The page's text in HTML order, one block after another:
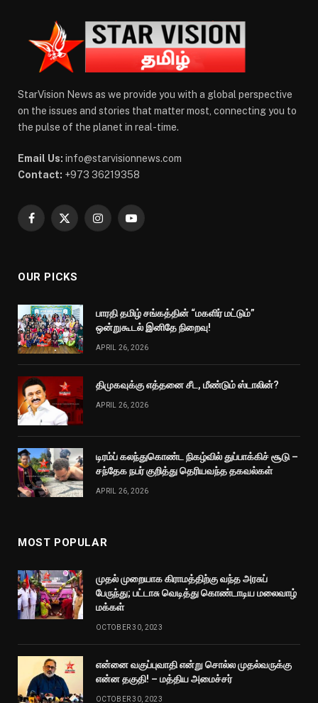
StarVision News as we provide you with a global perspective
on the issues and stories that matter most, connecting you to
the pulse of the planet in real-time.
Email Us: info@starvisionnews.com
Contact: +973 36219358
Facebook
X
InstagramYouTube
OUR PICKS
பாரதி தமிழ் சங்கத்தின் “மகளிர் மட்டும்”
ஒன்றுகூடல் இனிதே நிறைவு!
APRIL 26, 2026
திமுகவுக்கு எத்தனை சீட, மீண்டும் ஸ்டாலின்?
APRIL 26, 2026
டிரம்ப் கலந்துகொண்ட நிகழ்வில் துப்பாக்கிச் சூடு –
சந்தேக நபர் குறித்து தெரியவந்த தகவல்கள்
APRIL 26, 2026
MOST POPULAR
முதல் முறையாக கிராமத்திற்கு வந்த அரசுப்
பேருந்து; பட்டாசு வெடித்து கொண்டாடிய மலைவாழ்
மக்கள்
OCTOBER 30, 2023
என்னை வகுப்புவாதி என்று சொல்ல முதல்வருக்கு
என்ன தகுதி! – மத்திய அமைச்சர்
OCTOBER 30, 2023